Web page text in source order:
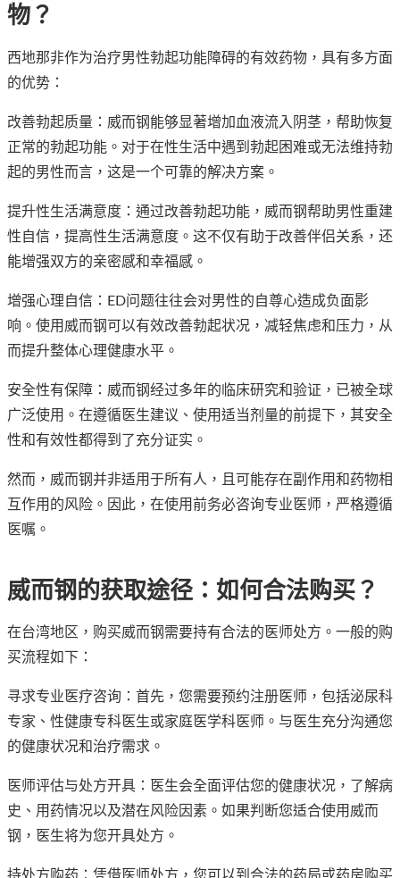
物？
西地那非作为治疗男性勃起功能障碍的有效药物，具有多方面
的优势：
改善勃起质量：威而钢能够显著增加血液流入阴茎，帮助恢复
正常的勃起功能。对于在性生活中遇到勃起困难或无法维持勃
起的男性而言，这是一个可靠的解决方案。
提升性生活满意度：通过改善勃起功能，威而钢帮助男性重建
性自信，提高性生活满意度。这不仅有助于改善伴侣关系，还
能增强双方的亲密感和幸福感。
增强心理自信：ED问题往往会对男性的自尊心造成负面影
响。使用威而钢可以有效改善勃起状况，减轻焦虑和压力，从
而提升整体心理健康水平。
安全性有保障：威而钢经过多年的临床研究和验证，已被全球
广泛使用。在遵循医生建议、使用适当剂量的前提下，其安全
性和有效性都得到了充分证实。
然而，威而钢并非适用于所有人，且可能存在副作用和药物相
互作用的风险。因此，在使用前务必咨询专业医师，严格遵循
医嘱。
威而钢的获取途径：如何合法购买？
在台湾地区，购买威而钢需要持有合法的医师处方。一般的购
买流程如下：
寻求专业医疗咨询：首先，您需要预约注册医师，包括泌尿科
专家、性健康专科医生或家庭医学科医师。与医生充分沟通您
的健康状况和治疗需求。
医师评估与处方开具：医生会全面评估您的健康状况，了解病
史、用药情况以及潜在风险因素。如果判断您适合使用威而
钢，医生将为您开具处方。